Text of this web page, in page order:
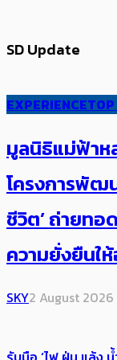
SD Update
EXPERIENCE
มูลนิธิแม่ฟ้าห
โครงการพัฒ
ชีวิต’ ถ่ายท
ความยั่งยืนใ
SKY2 August 2026